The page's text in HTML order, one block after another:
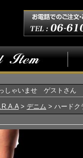
しゃいませ ゲストさん
> デニム > ハード